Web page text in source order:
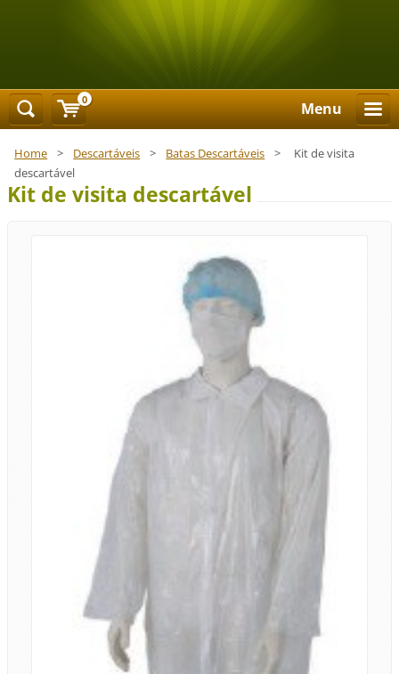
Menu
Home > Descartáveis > Batas Descartáveis >
Kit de visita
descartável
Kit de visita descartável
0